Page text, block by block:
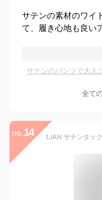
サテンの素材のワイ
て、履き心地も良い
サテンのパンツで大人
全て
no. 14